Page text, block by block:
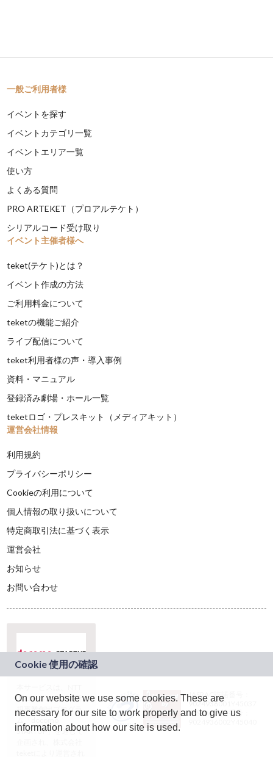
一般ご利用者様
イベントを探す
イベントカテゴリ一覧
イベントエリア一覧
使い方
よくある質問
PRO ARTEKET（プロアルテケト）
シリアルコード受け取り
イベント主催者様へ
teket(テケト)とは？
イベント作成の方法
ご利用料金について
teketの機能ご紹介
ライブ配信について
teket利用者様の声・導入事例
資料・マニュアル
登録済み劇場・ホール一覧
teketロゴ・プレスキット（メディアキット）
運営会社情報
利用規約
プライバシーポリシー
Cookieの利用について
個人情報の取り扱いについて
特定商取引法に基づく表示
運営会社
お知らせ
お問い合わせ
ドコモグループの新
規事業創出プログラ
ム「docomo
STARTUP」を通じて
JASRAC許諾番号：
9024936001Y45037
JASRAC許諾番号：
On our website we use some cookies. These are
necessary for our site to work properly and to give us
information about how our site is used.